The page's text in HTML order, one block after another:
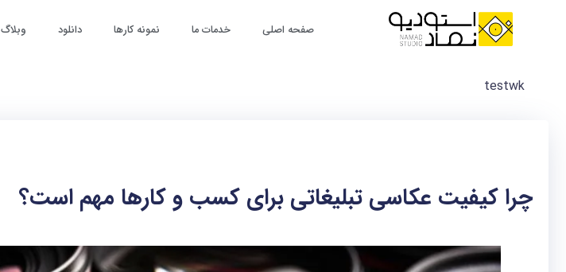
صفحه اصلی خدمات ما نمونه کارها دانلود وبلاگ
testwk
چرا کیفیت عکاسی تبلیغاتی برای کسب و کارها مهم است؟